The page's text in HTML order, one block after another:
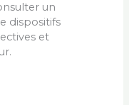
un
dispositifs
et